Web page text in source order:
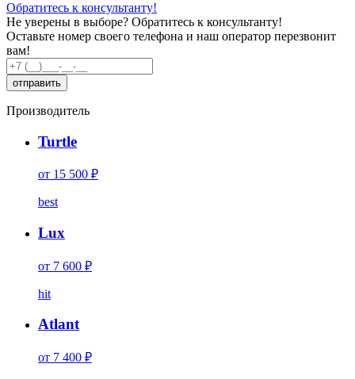
Обратитесь к консультанту!
Не уверены в выборе? Обратитесь к консультанту!
Оставьте номер своего телефона и наш оператор перезвонит
вам!
Производитель
Turtle
от 15 500 ₽
best
Lux
от 7 600 ₽
hit
Atlant
от 7 400 ₽